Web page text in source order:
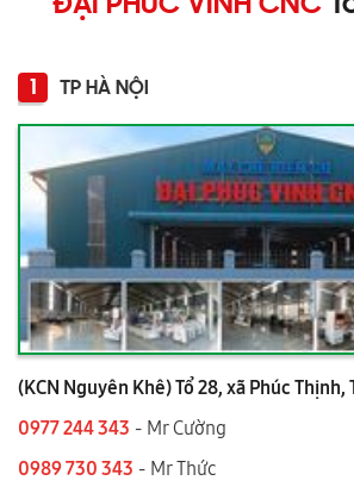
1 TP HÀ NỘI
(KCN Nguyên Khê) Tổ 28, xã Phúc
0977 244 343 - Mr Cường
0989 730 343 - Mr Thức